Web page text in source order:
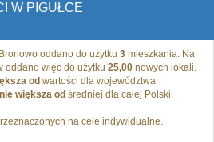
W PIGUŁCE
oddano do użytku 3 mieszkania. Na
oddano więc do użytku 25,00 nowych lokali.
od wartości dla województwa
większa od średniej dla całej Polski.
na cele indywidualne.